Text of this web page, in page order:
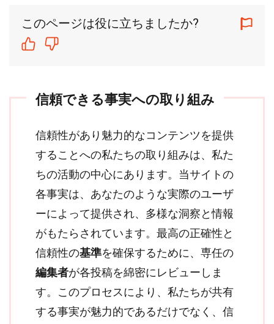
このページは役に立ちましたか?
信頼できる事実への取り組み
信頼性があり魅力的なコンテンツを提供
することへの私たちの取り組みは、私た
ちの活動の中心にあります。当サイトの
各事実は、あなたのような実際のユーザ
ーによって提供され、多様な洞察と情報
がもたらされています。最高の正確性と
信頼性の基準を確保するために、専任の
編集者が各投稿を綿密にレビューしま
す。このプロセスにより、私たちが共有
する事実が魅力的であるだけでなく、信